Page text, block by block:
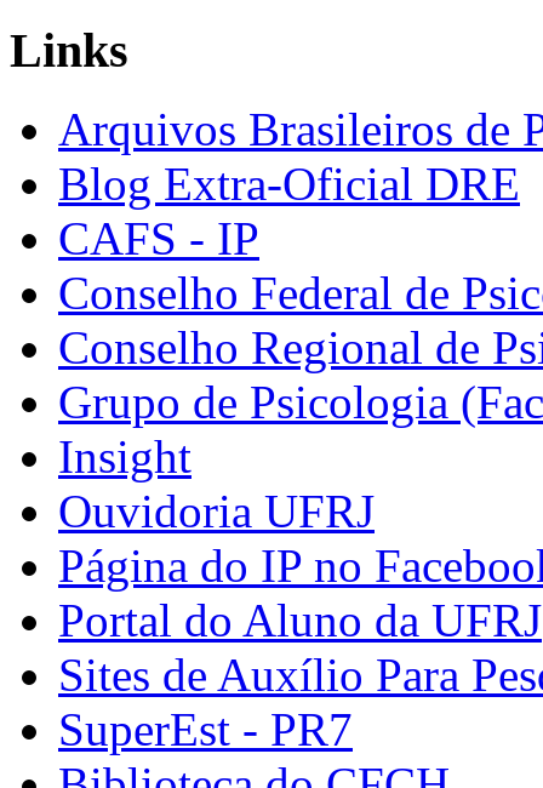
Links
Arquivos Brasileiros de
Blog Extra-Oficial DRE
CAFS - IP
Conselho Federal de
Conselho Regional de
Grupo de Psicologia
Insight
Ouvidoria UFRJ
Página do IP no
Portal do Aluno da UFRJ
Sites de Auxílio Para
SuperEst - PR7